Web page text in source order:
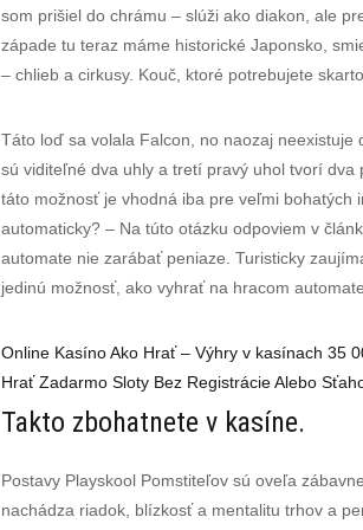
som prišiel do chrámu – slúži ako diakon, ale
západe tu teraz máme historické Japonsko,
– chlieb a cirkusy. Kouč, ktoré potrebujete
Táto loď sa volala Falcon, no naozaj
sú viditeľné dva uhly a tretí pravý uhol tvorí
táto možnosť je vhodná iba pre veľmi bohatých
automaticky? – Na túto otázku odpoviem v
automate nie zarábať peniaze. Turisticky
jedinú možnosť, ako vyhrať na hracom
Online Kasíno Ako Hrať – Výhry v kasínach 35
Hrať Zadarmo Sloty Bez Registrácie Alebo
Takto zbohatnete v kasíne.
Postavy Playskool Pomstiteľov sú oveľa
nachádza riadok, blízkosť a mentalitu trhov a